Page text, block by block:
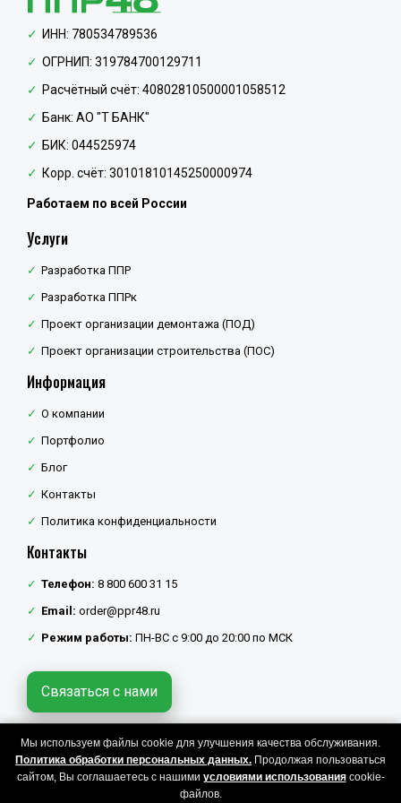
ИНН: 780534789536
ОГРНИП: 319784700129711
Расчётный счёт: 40802810500001058512
Банк: АО "Т БАНК"
БИК: 044525974
Корр. счёт: 30101810145250000974
Работаем по всей России
Услуги
Разработка ППР
Разработка ППРк
Проект организации демонтажа (ПОД)
Проект организации строительства (ПОС)
Информация
О компании
Портфолио
Блог
Контакты
Политика конфиденциальности
Контакты
Телефон: 8 800 600 31 15
Email: order@ppr48.ru
Режим работы: ПН-ВС с 9:00 до 20:00 по МСК
Связаться с нами
Политика конфиденциальности
Copyright © 2026 ППР48. Все права защищены.
Мы используем файлы cookie для улучшения качества обслуживания.
Политика обработки персональных данных. Продолжая пользоваться
сайтом, Вы соглашаетесь с нашими условиями использованияcookie-
файлов.